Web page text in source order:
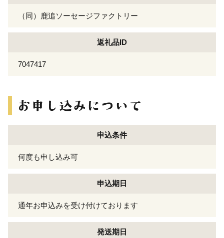
（同）鹿追ソーセージファクトリー
返礼品ID
7047417
申込条件
何度も申し込み可
申込期日
通年お申込みを受け付けております
発送期日